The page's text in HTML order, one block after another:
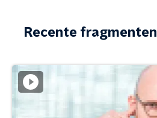
Recente fragmenten